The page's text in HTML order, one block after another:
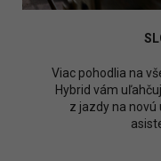
Viac pohodlia na
Hybrid vám
z jazdy na